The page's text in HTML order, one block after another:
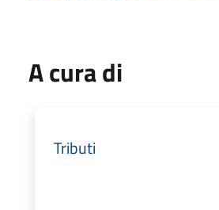
A cura di
Tributi